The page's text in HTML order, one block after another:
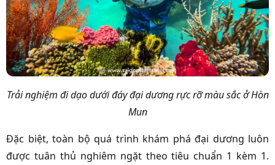
Trải nghiệm đi dạo dưới đáy đại dương rực rỡ màu sắc ở Hòn
Mun
Đặc biệt, toàn bộ quá trình khám phá đại dương luôn
được tuân thủ nghiêm ngặt theo tiêu chuẩn 1 kèm 1.